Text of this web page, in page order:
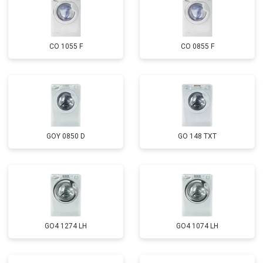
CO 1055 F CO 0855 F
GOY 0850 D GO 148 TXT
GO4 1274 LH GO4 1074 LH